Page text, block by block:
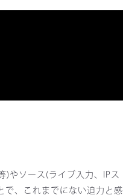
やソース(ライブ入力、IPス
で、これまでにない迫力と感